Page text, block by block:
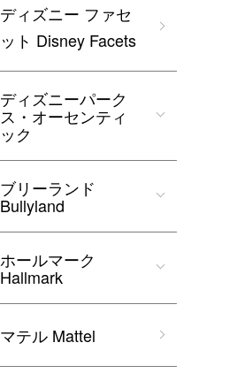
ディズニー ファセ
ット Disney Facets
ディズニーパーク
ス・オーセンティ
ック
ブリーランド
Bullyland
ホールマーク
Hallmark
マテル Mattel